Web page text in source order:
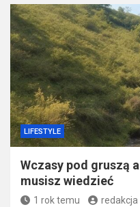
LIFESTYLE
Wczasy pod gruszą
musisz wiedzieć
1 rok temu redakcja